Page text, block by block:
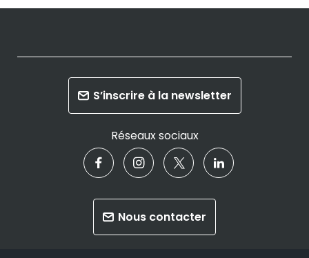
S’inscrire à la newsletter
Réseaux sociaux
Nous contacter